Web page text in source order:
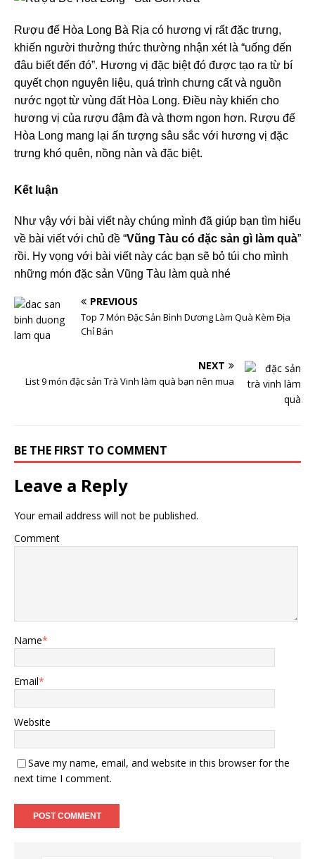
Rượu đế Hòa Long Bà Rịa có hương vị rất đặc trưng,
khiến người thưởng thức thường nhận xét là “uống đến
đâu biết đến đó”. Hương vị đặc biệt đó được tạo ra từ bí
quyết chọn nguyên liệu, quá trình chưng cất và nguồn
nước ngọt từ vùng đất Hòa Long. Điều này khiến cho
hương vị của rượu đậm đà và thơm ngon hơn. Rượu đế
Hòa Long mang lại ấn tượng sâu sắc với hương vị đặc
trưng khó quên, nồng nàn và đặc biệt.
Kết luận
Như vậy với bài viết này chúng mình đã giúp bạn tìm hiểu
về bài viết với chủ đề “Vũng Tàu có đặc sản gì làm quà”
rồi. Hy vọng với bài viết này các bạn sẽ bỏ túi cho mình
những món đặc sản Vũng Tàu làm quà nhé
PREVIOUS
Top 7 Món Đặc Sản Bình Dương Làm Quà Kèm Địa
Chỉ Bán
NEXT
List 9 món đặc sản Trà Vinh làm quà bạn nên mua
BE THE FIRST TO COMMENT
Leave a Reply
Your email address will not be published.
Comment
Name*
Email*
Website
Save my name, email, and website in this browser for the
next time I comment.